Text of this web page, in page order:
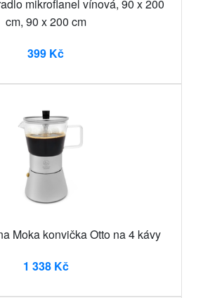
mikroflanel vínová, 90 x 200
cm, 90 x 200 cm
399 Kč
Moka konvička Otto na 4 kávy
1 338 Kč